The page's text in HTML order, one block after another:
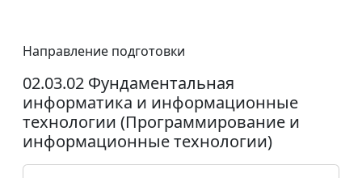
Направление подготовки
02.03.02 Фундаментальная
информатика и информационные
технологии (Программирование и
информационные технологии)